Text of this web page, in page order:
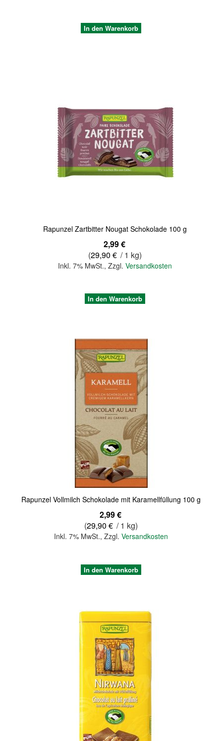
In den Warenkorb
Rapunzel Zartbitter Nougat Schokolade 100 g
2,99 €
(29,90 € / 1 kg)
Inkl. 7% MwSt.,Zzgl.Versandkosten
In den Warenkorb
Rapunzel Vollmilch Schokolade mit Karamellfüllung 100 g
2,99 €
(29,90 € / 1 kg)
Inkl. 7% MwSt., Zzgl. Versandkosten
In den Warenkorb